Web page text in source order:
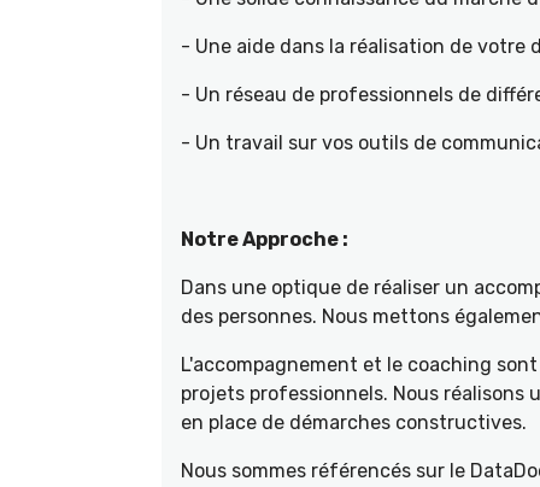
- Une aide dans la réalisation de votre
- Un réseau de professionnels de
- Un travail sur vos outils de
Notre Approche :
Dans une optique de réaliser un
des personnes. Nous mettons
L'accompagnement et le coaching
projets professionnels. Nous
en place de démarches constructives.
Nous sommes référencés sur le